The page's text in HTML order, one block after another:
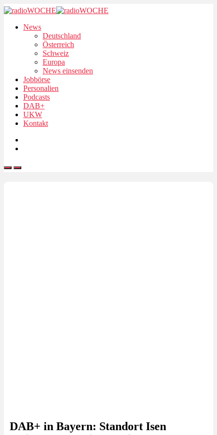
News
Deutschland
Österreich
Schweiz
Europa
News einsenden
Jobbörse
Personalien
Podcasts
DAB+
UKW
Kontakt
DAB+ in Bayern: Standort Isen